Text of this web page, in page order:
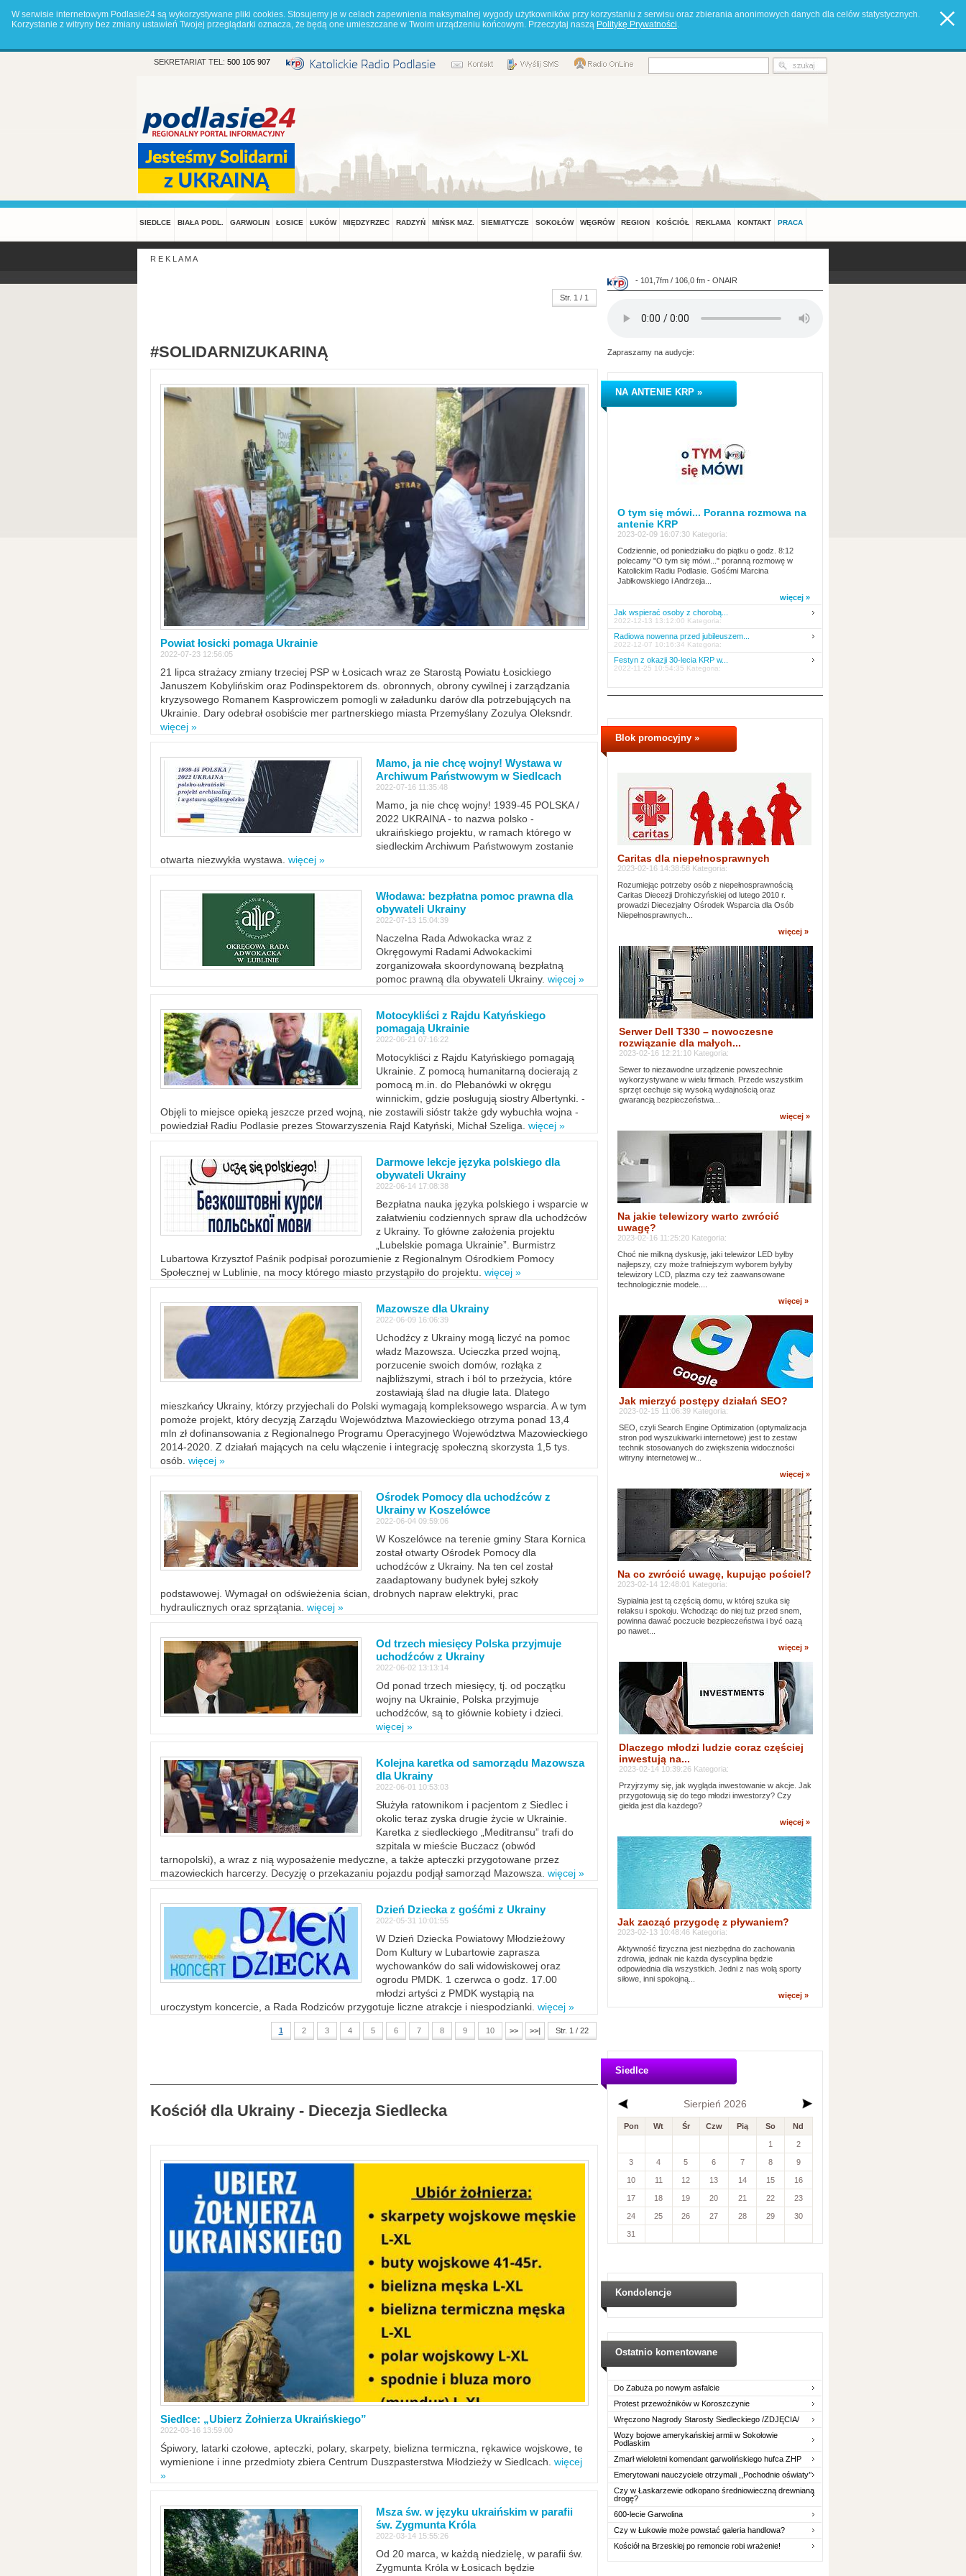
W serwisie internetowym Podlasie24 są wykorzystywane pliki cookies. Stosujemy je w celach zapewnienia maksymalnej wygody użytkowników przy korzystaniu z serwisu oraz zbierania anonimowych danych dla celów statystycznych.
Korzystanie z witryny bez zmiany ustawień Twojej przeglądarki oznacza, że będą one umieszczane w Twoim urządzeniu końcowym. Przeczytaj naszą Politykę Prywatności.
SEKRETARIAT TEL: 500 105 907
SIEDLCE BIAŁA PODL. GARWOLIN ŁOSICE ŁUKÓW MIĘDZYRZEC RADZYŃ MIŃSK MAZ. SIEMIATYCZE SOKOŁÓW WĘGRÓW REGION KOŚCIÓŁ REKLAMA KONTAKT PRACA
R E K L A M A
Str. 1 / 1
#SOLIDARNIZUKARINĄ
Powiat łosicki pomaga Ukrainie
2022-07-23 12:56:05
21 lipca strażacy zmiany trzeciej PSP w Łosicach wraz ze Starostą Powiatu Łosickiego
Januszem Kobylińskim oraz Podinspektorem ds. obronnych, obrony cywilnej i zarządzania
kryzysowego Romanem Kasprowiczem pomogli w załadunku darów dla potrzebujących na
Ukrainie. Dary odebrał osobiście mer partnerskiego miasta Przemyślany Zozulya Oleksndr.
więcej »
Mamo, ja nie chcę wojny! Wystawa w
Archiwum Państwowym w Siedlcach
2022-07-16 11:35:48
Mamo, ja nie chcę wojny! 1939-45 POLSKA /
2022 UKRAINA - to nazwa polsko -
ukraińskiego projektu, w ramach którego w
siedleckim Archiwum Państwowym zostanie
otwarta niezwykła wystawa. więcej »
Włodawa: bezpłatna pomoc prawna dla
obywateli Ukrainy
2022-07-13 15:04:39
Naczelna Rada Adwokacka wraz z
Okręgowymi Radami Adwokackimi
zorganizowała skoordynowaną bezpłatną
pomoc prawną dla obywateli Ukrainy. więcej »
Motocykliści z Rajdu Katyńskiego
pomagają Ukrainie
2022-06-21 07:16:22
Motocykliści z Rajdu Katyńskiego pomagają
Ukrainie. Z pomocą humanitarną docierają z
pomocą m.in. do Plebanówki w okręgu
winnickim, gdzie posługują siostry Albertynki. -
Objęli to miejsce opieką jeszcze przed wojną, nie zostawili sióstr także gdy wybuchła wojna -
powiedział Radiu Podlasie prezes Stowarzyszenia Rajd Katyński, Michał Szeliga. więcej »
Darmowe lekcje języka polskiego dla
obywateli Ukrainy
2022-06-14 17:08:38
Bezpłatna nauka języka polskiego i wsparcie w
załatwieniu codziennych spraw dla uchodźców
z Ukrainy. To główne założenia projektu
„Lubelskie pomaga Ukrainie”. Burmistrz
Lubartowa Krzysztof Paśnik podpisał porozumienie z Regionalnym Ośrodkiem Pomocy
Społecznej w Lublinie, na mocy którego miasto przystąpiło do projektu. więcej »
Mazowsze dla Ukrainy
2022-06-09 16:06:39
Uchodźcy z Ukrainy mogą liczyć na pomoc
władz Mazowsza. Ucieczka przed wojną,
porzucenie swoich domów, rozłąka z
najbliższymi, strach i ból to przeżycia, które
zostawiają ślad na długie lata. Dlatego
mieszkańcy Ukrainy, którzy przyjechali do Polski wymagają kompleksowego wsparcia. A w tym
pomoże projekt, który decyzją Zarządu Województwa Mazowieckiego otrzyma ponad 13,4
mln zł dofinansowania z Regionalnego Programu Operacyjnego Województwa Mazowieckiego
2014-2020. Z działań mających na celu włączenie i integrację społeczną skorzysta 1,5 tys.
osób. więcej »
Ośrodek Pomocy dla uchodźców z
Ukrainy w Koszelówce
2022-06-04 09:59:06
W Koszelówce na terenie gminy Stara Kornica
został otwarty Ośrodek Pomocy dla
uchodźców z Ukrainy. Na ten cel został
zaadaptowany budynek byłej szkoły
podstawowej. Wymagał on odświeżenia ścian, drobnych napraw elektryki, prac
hydraulicznych oraz sprzątania. więcej »
Od trzech miesięcy Polska przyjmuje
uchodźców z Ukrainy
2022-06-02 13:13:14
Od ponad trzech miesięcy, tj. od początku
wojny na Ukrainie, Polska przyjmuje
uchodźców, są to głównie kobiety i dzieci.
więcej »
Kolejna karetka od samorządu Mazowsza
dla Ukrainy
2022-06-01 10:53:03
Służyła ratownikom i pacjentom z Siedlec i
okolic teraz zyska drugie życie w Ukrainie.
Karetka z siedleckiego „Meditransu” trafi do
szpitala w mieście Buczacz (obwód
tarnopolski), a wraz z nią wyposażenie medyczne, a także apteczki przygotowane przez
mazowieckich harcerzy. Decyzję o przekazaniu pojazdu podjął samorząd Mazowsza. więcej »
Dzień Dziecka z gośćmi z Ukrainy
2022-05-31 10:01:55
W Dzień Dziecka Powiatowy Młodzieżowy
Dom Kultury w Lubartowie zaprasza
wychowanków do sali widowiskowej oraz
ogrodu PMDK. 1 czerwca o godz. 17.00
młodzi artyści z PMDK wystąpią na
uroczystym koncercie, a Rada Rodziców przygotuje liczne atrakcje i niespodzianki. więcej »
1 2 3 4 5 6 7 8 9 10 >> >>| Str. 1 / 22
Kościół dla Ukrainy - Diecezja Siedlecka
Siedlce: „Ubierz Żołnierza Ukraińskiego”
2022-03-16 13:59:00
Śpiwory, latarki czołowe, apteczki, polary, skarpety, bielizna termiczna, rękawice wojskowe, te
wymienione i inne przedmioty zbiera Centrum Duszpasterstwa Młodzieży w Siedlcach. więcej
»
Msza św. w języku ukraińskim w parafii
św. Zygmunta Króla
2022-03-14 15:55:26
Od 20 marca, w każdą niedzielę, w parafii św.
Zygmunta Króla w Łosicach będzie
- 101,7fm / 106,0 fm - ONAIR
Zapraszamy na audycje:
NA ANTENIE KRP »
O tym się mówi... Poranna rozmowa na
antenie KRP
2023-02-09 16:07:30 Kategoria:
Codziennie, od poniedziałku do piątku o godz. 8:12
polecamy "O tym się mówi..." poranną rozmowę w
Katolickim Radiu Podlasie. Gośćmi Marcina
Jabłkowskiego i Andrzeja...
więcej »
Jak wspierać osoby z chorobą...
2022-12-13 13:12:00 Kategoria:
Radiowa nowenna przed jubileuszem...
2022-12-07 10:16:34 Kategoria:
Festyn z okazji 30-lecia KRP w...
2022-11-25 10:54:35 Kategoria:
Blok promocyjny »
Caritas dla niepełnosprawnych
2023-02-16 14:38:58 Kategoria:
Rozumiejąc potrzeby osób z niepełnosprawnością
Caritas Diecezji Drohiczyńskiej od lutego 2010 r.
prowadzi Diecezjalny Ośrodek Wsparcia dla Osób
Niepełnosprawnych...
więcej »
Serwer Dell T330 – nowoczesne
rozwiązanie dla małych...
2023-02-16 12:21:10 Kategoria:
Sewer to niezawodne urządzenie powszechnie
wykorzystywane w wielu firmach. Przede wszystkim
sprzęt cechuje się wysoką wydajnością oraz
gwarancją bezpieczeństwa...
więcej »
Na jakie telewizory warto zwrócić
uwagę?
2023-02-16 11:25:20 Kategoria:
Choć nie milkną dyskusję, jaki telewizor LED byłby
najlepszy, czy może trafniejszym wyborem byłyby
telewizory LCD, plazma czy też zaawansowane
technologicznie modele....
więcej »
Jak mierzyć postępy działań SEO?
2023-02-15 11:06:39 Kategoria:
SEO, czyli Search Engine Optimization (optymalizacja
stron pod wyszukiwarki internetowe) jest to zestaw
technik stosowanych do zwiększenia widoczności
witryny internetowej w...
więcej »
Na co zwrócić uwagę, kupując pościel?
2023-02-14 12:48:01 Kategoria:
Sypialnia jest tą częścią domu, w której szuka się
relaksu i spokoju. Wchodząc do niej tuż przed snem,
powinna dawać poczucie bezpieczeństwa i być oazą
po nawet...
więcej »
Dlaczego młodzi ludzie coraz częściej
inwestują na...
2023-02-14 10:39:26 Kategoria:
Przyjrzymy się, jak wygląda inwestowanie w akcje. Jak
przygotowują się do tego młodzi inwestorzy? Czy
giełda jest dla każdego?
więcej »
Jak zacząć przygodę z pływaniem?
2023-02-13 10:48:46 Kategoria:
Aktywność fizyczna jest niezbędna do zachowania
zdrowia, jednak nie każda dyscyplina będzie
odpowiednia dla wszystkich. Jedni z nas wolą sporty
siłowe, inni spokojną...
więcej »
Siedlce
Sierpień 2026
Pon Wt Śr Czw Pią So Nd
1 2
3 4 5 6 7 8 9
10 11 12 13 14 15 16
17 18 19 20 21 22 23
24 25 26 27 28 29 30
31
Kondolencje
Ostatnio komentowane
Do Zabuża po nowym asfalcie
Protest przewoźników w Koroszczynie
Wręczono Nagrody Starosty Siedleckiego /ZDJĘCIA/
Wozy bojowe amerykańskiej armii w Sokołowie
Podlaskim
Zmarł wieloletni komendant garwolińskiego hufca ZHP
Emerytowani nauczyciele otrzymali ,,Pochodnie oświaty’’
Czy w Łaskarzewie odkopano średniowieczną drewnianą
drogę?
600-lecie Garwolina
Czy w Łukowie może powstać galeria handlowa?
Kościół na Brzeskiej po remoncie robi wrażenie!